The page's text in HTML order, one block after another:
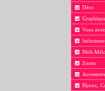
Déco
Vous
Meli-Mélo
Zoom
Bijoux,